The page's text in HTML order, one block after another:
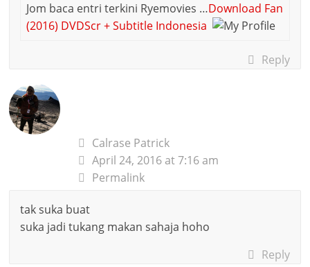
Jom baca entri terkini Ryemovies …Download Fan
(2016) DVDScr + Subtitle Indonesia
Reply
Calrase Patrick
April 24, 2016 at 7:16 am
Permalink
tak suka buat
suka jadi tukang makan sahaja hoho
Reply